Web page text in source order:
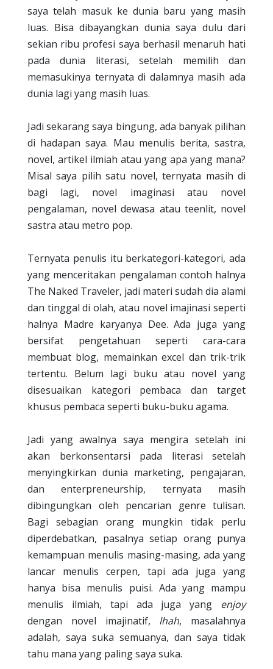
saya telah masuk ke dunia baru yang masih
luas. Bisa dibayangkan dunia saya dulu dari
sekian ribu profesi saya berhasil menaruh hati
pada dunia literasi, setelah memilih dan
memasukinya ternyata di dalamnya masih ada
dunia lagi yang masih luas.
Jadi sekarang saya bingung, ada banyak pilihan
di hadapan saya. Mau menulis berita, sastra,
novel, artikel ilmiah atau yang apa yang mana?
Misal saya pilih satu novel, ternyata masih di
bagi lagi, novel imaginasi atau novel
pengalaman, novel dewasa atau teenlit, novel
sastra atau metro pop.
Ternyata penulis itu berkategori-kategori, ada
yang menceritakan pengalaman contoh halnya
The Naked Traveler, jadi materi sudah dia alami
dan tinggal di olah, atau novel imajinasi seperti
halnya Madre karyanya Dee. Ada juga yang
bersifat pengetahuan seperti cara-cara
membuat blog, memainkan excel dan trik-trik
tertentu. Belum lagi buku atau novel yang
disesuaikan kategori pembaca dan target
khusus pembaca seperti buku-buku agama.
Jadi yang awalnya saya mengira setelah ini
akan berkonsentarsi pada literasi setelah
menyingkirkan dunia marketing, pengajaran,
dan enterpreneurship, ternyata masih
dibingungkan oleh pencarian genre tulisan.
Bagi sebagian orang mungkin tidak perlu
diperdebatkan, pasalnya setiap orang punya
kemampuan menulis masing-masing, ada yang
lancar menulis cerpen, tapi ada juga yang
hanya bisa menulis puisi. Ada yang mampu
menulis ilmiah, tapi ada juga yang enjoy
dengan novel imajinatif, lhah, masalahnya
adalah, saya suka semuanya, dan saya tidak
tahu mana yang paling saya suka.